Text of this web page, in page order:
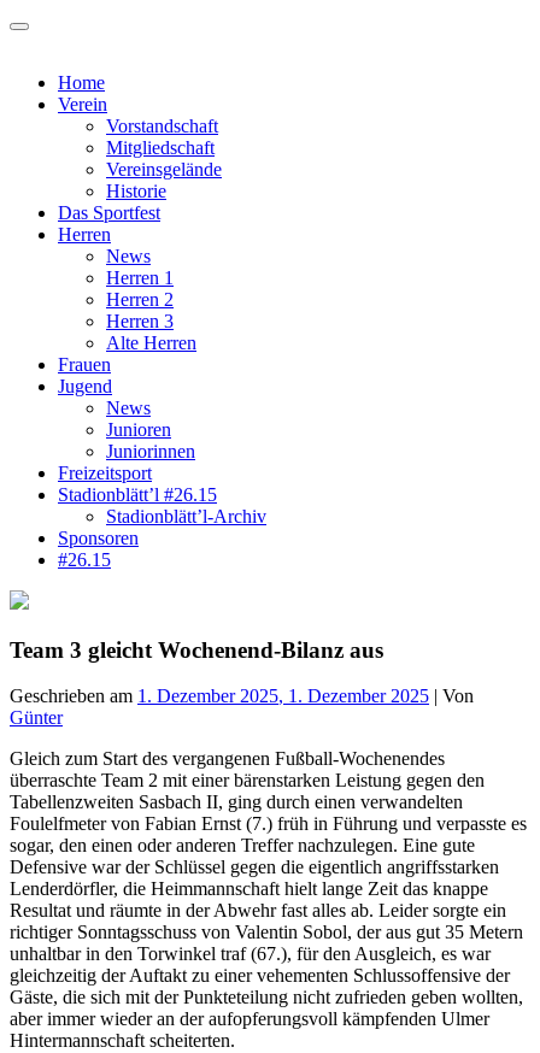
Skip
Home
Verein
Vorstandschaft
Mitgliedschaft
Vereinsgelände
Historie
Das Sportfest
Herren
News
Herren 1
Herren 2
Herren 3
Alte Herren
Frauen
Jugend
News
Junioren
Juniorinnen
Freizeitsport
Stadionblätt’l #26.15
Stadionblätt’l-Archiv
Sponsoren
#26.15
Team 3 gleicht Wochenend-Bilanz aus
Geschrieben am 1. Dezember 2025, 1. Dezember 2025 | Von
Günter
Gleich zum Start des vergangenen Fußball-Wochenendes
überraschte Team 2 mit einer bärenstarken Leistung gegen den
Tabellenzweiten Sasbach II, ging durch einen verwandelten
Foulelfmeter von Fabian Ernst (7.) früh in Führung und verpasste es
sogar, den einen oder anderen Treffer nachzulegen. Eine gute
Defensive war der Schlüssel gegen die eigentlich angriffsstarken
Lenderdörfler, die Heimmannschaft hielt lange Zeit das knappe
Resultat und räumte in der Abwehr fast alles ab. Leider sorgte ein
richtiger Sonntagsschuss von Valentin Sobol, der aus gut 35 Metern
unhaltbar in den Torwinkel traf (67.), für den Ausgleich, es war
gleichzeitig der Auftakt zu einer vehementen Schlussoffensive der
Gäste, die sich mit der Punkteteilung nicht zufrieden geben wollten,
aber immer wieder an der aufopferungsvoll kämpfenden Ulmer
Hintermannschaft scheiterten.